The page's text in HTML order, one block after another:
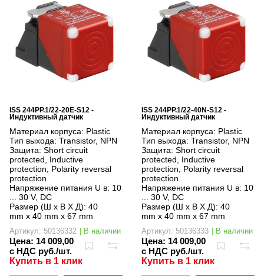
ISS 244PP.1/22-20E-S12 -
Индуктивный датчик
Материал корпуса: Plastic
Тип выхода: Transistor, NPN
Защита: Short circuit
protected, Inductive
protection, Polarity reversal
protection
Напряжение питания U в: 10
... 30 V, DC
Размер (Ш x В X Д): 40
mm x 40 mm x 67 mm
Артикул: 50136332 | В наличии
Цена: 14 009,00
с НДС руб./шт.
Купить в 1 клик
ISS 244PP.1/22-40N-S12 -
Индуктивный датчик
Материал корпуса: Plastic
Тип выхода: Transistor, NPN
Защита: Short circuit
protected, Inductive
protection, Polarity reversal
protection
Напряжение питания U в: 10
... 30 V, DC
Размер (Ш x В X Д): 40
mm x 40 mm x 67 mm
Артикул: 50136333 | В наличии
Цена: 14 009,00
с НДС руб./шт.
Купить в 1 клик